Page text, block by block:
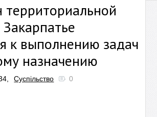
территориальной
к выполнению задач
назначению
Суспільство 0